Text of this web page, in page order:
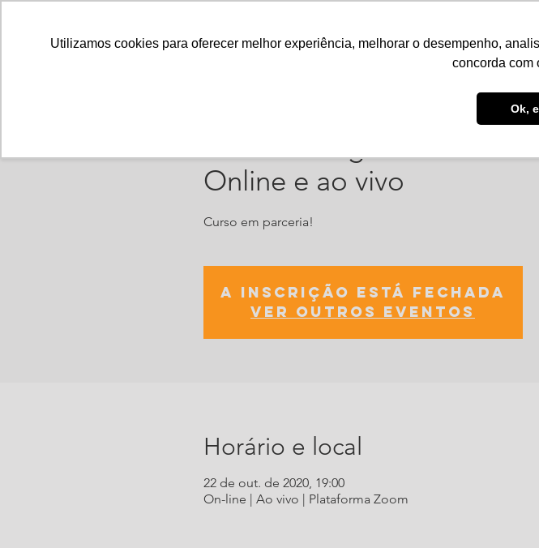
Utilizamos cookies para oferecer melhor experiência, melhorar o desempenho,
concorda com
Ok,
Serviços
Online e ao vivo
Curso em parceria!
A inscrição está fechada
Ver outros eventos
Horário e local
22 de out. de 2020, 19:00
On-line | Ao vivo | Plataforma Zoom